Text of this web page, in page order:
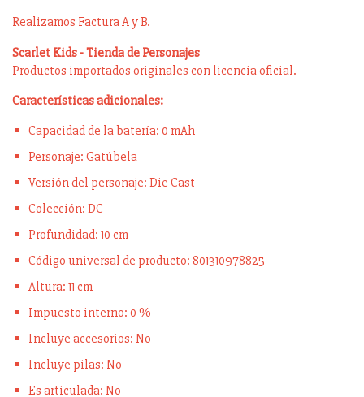
Realizamos Factura A y B.
Scarlet Kids - Tienda de Personajes
Productos importados originales con licencia oficial.
Características adicionales:
Capacidad de la batería: 0 mAh
Personaje: Gatúbela
Versión del personaje: Die Cast
Colección: DC
Profundidad: 10 cm
Código universal de producto: 801310978825
Altura: 11 cm
Impuesto interno: 0 %
Incluye accesorios: No
Incluye pilas: No
Es articulada: No